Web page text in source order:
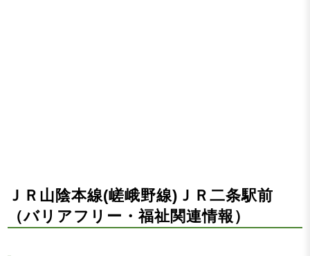
ＪＲ山陰本線(嵯峨野線)ＪＲ二条駅前
（バリアフリー・福祉関連情報）